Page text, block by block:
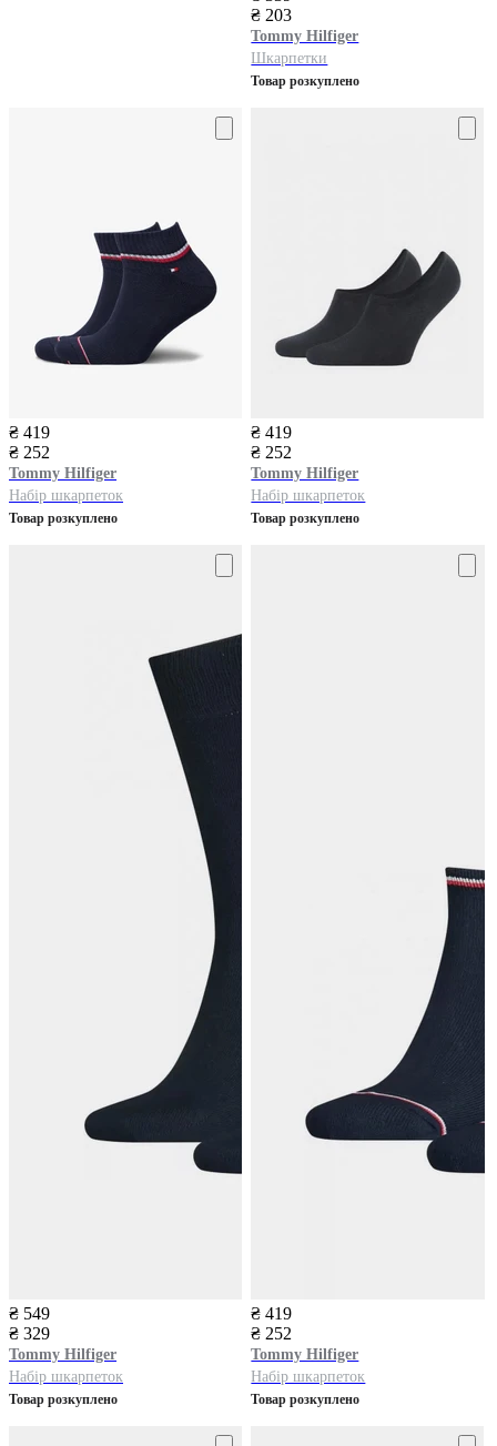
₴ 203
Tommy Hilfiger
Шкарпетки
Товар розкуплено
₴ 419
₴ 252
Tommy Hilfiger
Набір шкарпеток
Товар розкуплено
₴ 419
₴ 252
Tommy Hilfiger
Набір шкарпеток
Товар розкуплено
₴ 549
₴ 329
Tommy Hilfiger
Набір шкарпеток
Товар розкуплено
₴ 419
₴ 252
Tommy Hilfiger
Набір шкарпеток
Товар розкуплено